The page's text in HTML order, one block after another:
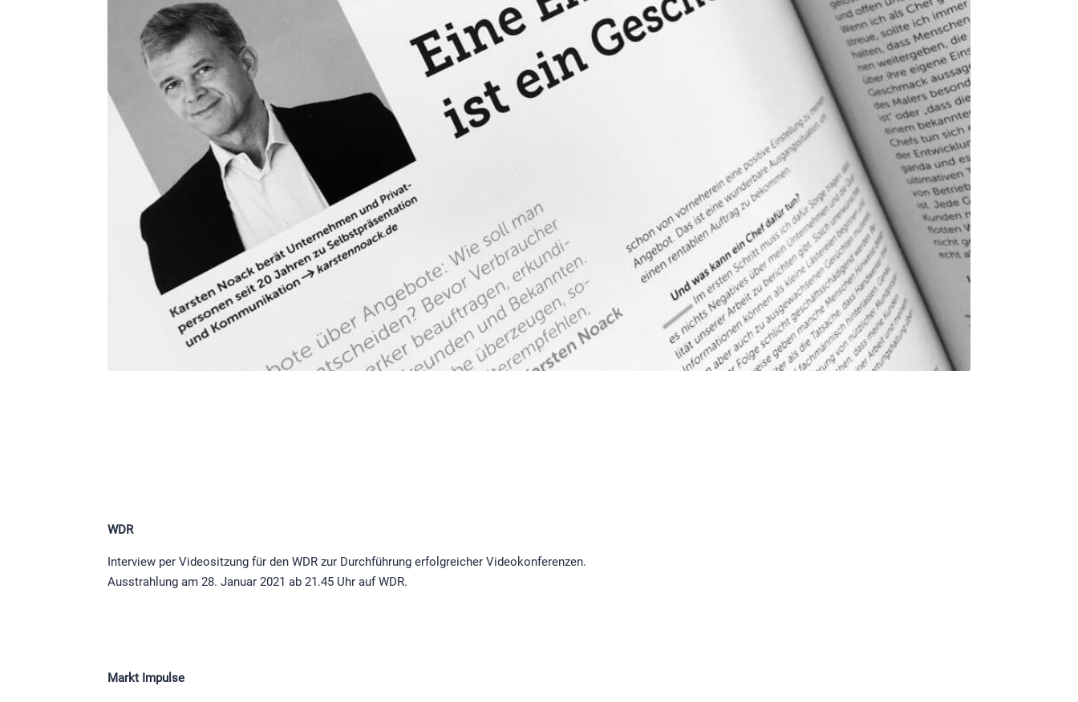
WDR
Interview per Videositzung für den WDR zur Durchführung erfolgreicher Videokonferenzen.
Ausstrahlung am 28. Januar 2021 ab 21.45 Uhr auf WDR.
Markt Impulse